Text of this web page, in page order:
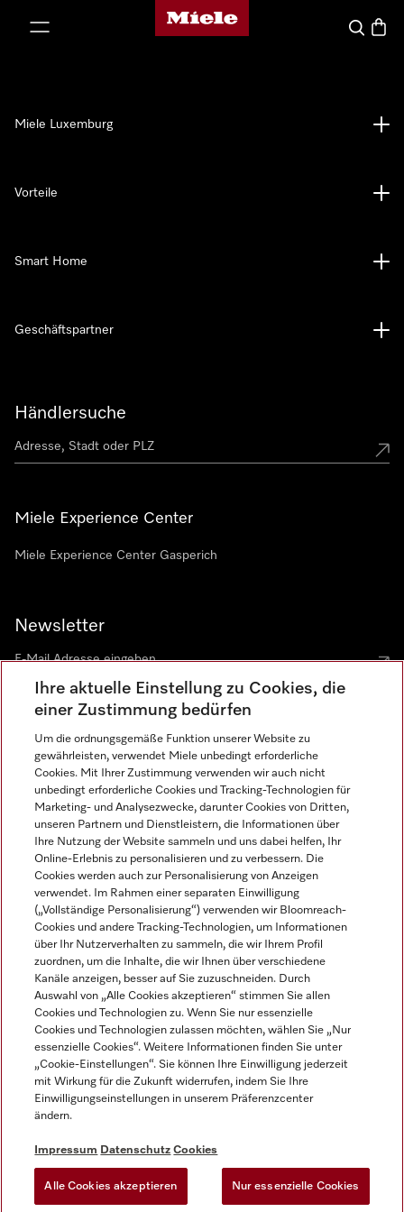
Miele-Homepage
Suche
Händlersuche
Miele Experience Center
Miele Experience Center Gasperich
Newsletter
Sprache
DEUTSCH
Miele Luxemburg
Vorteile
Smart Home
Geschäftspartner
Impressum
AGB
Datenschutz
Nutzungsbedingungen
Gesetzen über digitale Dienste
Cookie-Einstellungen
Miele auf Instagram
Miele auf Youtube
Ihre aktuelle Einstellung zu Cookies, die
einer Zustimmung bedürfen
Um die ordnungsgemäße Funktion unserer Website zu
gewährleisten, verwendet Miele unbedingt erforderliche
Cookies. Mit Ihrer Zustimmung verwenden wir auch nicht
unbedingt erforderliche Cookies und Tracking-Technologien für
Marketing- und Analysezwecke, darunter Cookies von Dritten,
unseren Partnern und Dienstleistern, die Informationen über
Ihre Nutzung der Website sammeln und uns dabei helfen, Ihr
Online-Erlebnis zu personalisieren und zu verbessern. Die
Cookies werden auch zur Personalisierung von Anzeigen
verwendet. Im Rahmen einer separaten Einwilligung
(„Vollständige Personalisierung“) verwenden wir Bloomreach-
Cookies und andere Tracking-Technologien, um Informationen
über Ihr Nutzerverhalten zu sammeln, die wir Ihrem Profil
zuordnen, um die Inhalte, die wir Ihnen über verschiedene
Kanäle anzeigen, besser auf Sie zuzuschneiden. Durch
Auswahl von „Alle Cookies akzeptieren“ stimmen Sie allen
Cookies und Technologien zu. Wenn Sie nur essenzielle
Cookies und Technologien zulassen möchten, wählen Sie „Nur
essenzielle Cookies“. Weitere Informationen finden Sie unter
„Cookie-Einstellungen“. Sie können Ihre Einwilligung jederzeit
mit Wirkung für die Zukunft widerrufen, indem Sie Ihre
Einwilligungseinstellungen in unserem Präferenzcenter
ändern.
Impressum Datenschutz Cookies
Alle Cookies akzeptieren Nur essenzielle Cookies